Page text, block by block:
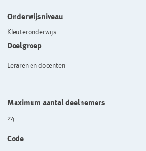
Onderwijsniveau
Kleuteronderwijs
Doelgroep
Leraren en docenten
Maximum aantal deelnemers
24
Code